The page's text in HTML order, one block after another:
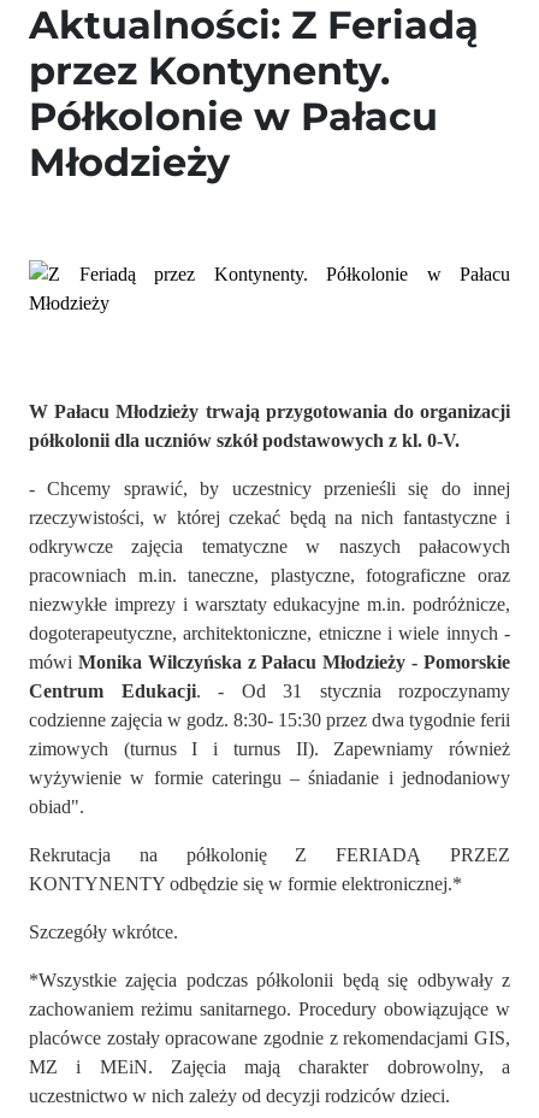
Aktualności: Z Feriadą
przez Kontynenty.
Półkolonie w Pałacu
Młodzieży
W Pałacu Młodzieży trwają przygotowania do organizacji
półkolonii dla uczniów szkół podstawowych z kl. 0-V.
- Chcemy sprawić, by uczestnicy przenieśli się do innej
rzeczywistości, w której czekać będą na nich fantastyczne i
odkrywcze zajęcia tematyczne w naszych pałacowych
pracowniach m.in. taneczne, plastyczne, fotograficzne oraz
niezwykłe imprezy i warsztaty edukacyjne m.in. podróżnicze,
dogoterapeutyczne, architektoniczne, etniczne i wiele innych -
mówi Monika Wilczyńska z Pałacu Młodzieży - Pomorskie
Centrum Edukacji. - Od 31 stycznia rozpoczynamy
codzienne zajęcia w godz. 8:30- 15:30 przez dwa tygodnie ferii
zimowych (turnus I i turnus II). Zapewniamy również
wyżywienie w formie cateringu – śniadanie i jednodaniowy
obiad".
Rekrutacja na półkolonię Z FERIADĄ PRZEZ
KONTYNENTY odbędzie się w formie elektronicznej.*
Szczegóły wkrótce.
*Wszystkie zajęcia podczas półkolonii będą się odbywały z
zachowaniem reżimu sanitarnego. Procedury obowiązujące w
placówce zostały opracowane zgodnie z rekomendacjami GIS,
MZ i MEiN. Zajęcia mają charakter dobrowolny, a
uczestnictwo w nich zależy od decyzji rodziców dzieci.